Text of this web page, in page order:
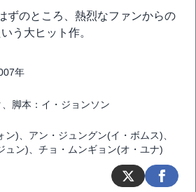
ずのところ、熱烈なファンからの
う大ヒット作。
年
脚本：イ・ジョンソン
)、アン・ジュングン(イ・ボムス)、
ュン)、チョ・ムンギョン(オ・ユナ)